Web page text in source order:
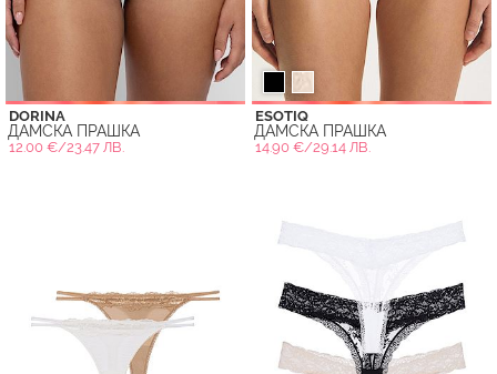
DORINA
ДАМСКА ПРАШКА
12.00 €/23.47 ЛВ.
ESOTIQ
ДАМСКА ПРАШКА
14.90 €/29.14 ЛВ.